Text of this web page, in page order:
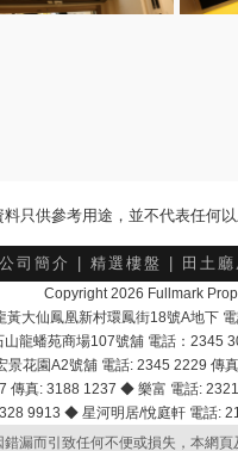
只供參考用途，並不代表任何
公司簡介 精選樓盤 田土
Copyright 2026 Fullmark
黃大仙鳳凰新村環鳳街18號A地下
山龍蟠苑商場107號舖 電話：2345
景花園A2號舖 電話: 2345 2229
傳真: 3188 1237 ◆ 樂富 電話:
9913 ◆ 星河明居/悅庭軒 電話
漏而引致任何不便或損失，本網